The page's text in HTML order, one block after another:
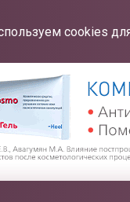
cookies